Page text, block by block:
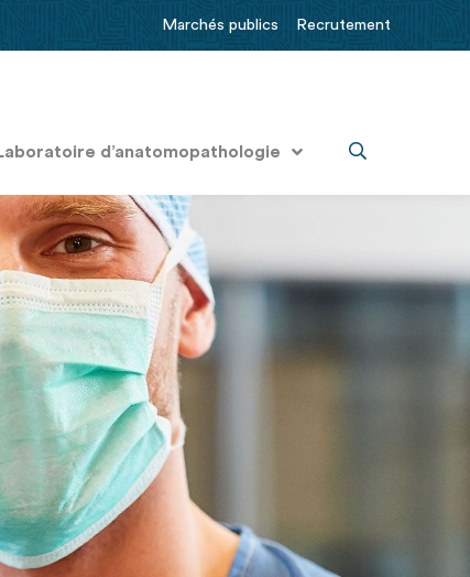
Marchés publics Recrutement
d’anatomopathologie